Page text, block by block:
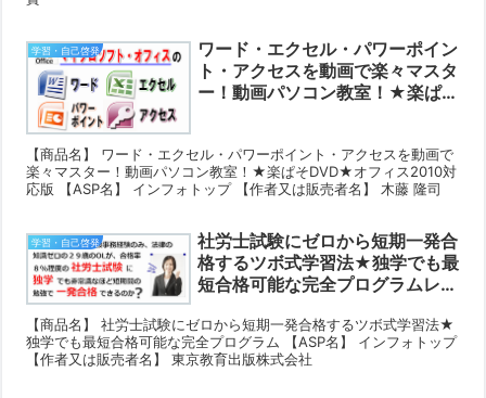
学習・自己啓発
ワード・エクセル・パワーポイン
ト・アクセスを動画で楽々マスタ
ー！動画パソコン教室！★楽ぱそ
【商品名】 ワード・エクセル・パワーポイント・アクセスを動画で
楽々マスター！動画パソコン教室！★楽ぱそDVD★オフィス2010対
応版 【ASP名】 インフォトップ 【作者又は販売者名】 木藤 隆司
学習・自己啓発
社労士試験にゼロから短期一発合
格するツボ式学習法★独学でも最
短合格可能な完全プログラムレビ
【商品名】 社労士試験にゼロから短期一発合格するツボ式学習法★
独学でも最短合格可能な完全プログラム 【ASP名】 インフォトップ
【作者又は販売者名】 東京教育出版株式会社